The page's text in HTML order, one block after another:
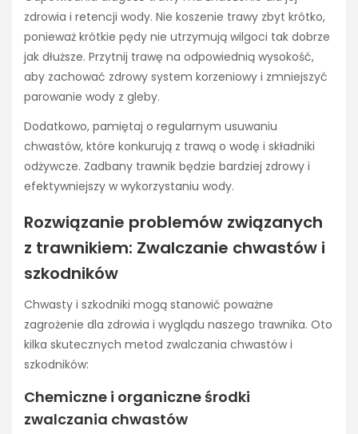
zdrowia i retencji wody. Nie koszenie trawy zbyt krótko,
ponieważ krótkie pędy nie utrzymują wilgoci tak dobrze
jak dłuższe. Przytnij trawę na odpowiednią wysokość,
aby zachować zdrowy system korzeniowy i zmniejszyć
parowanie wody z gleby.
Dodatkowo, pamiętaj o regularnym usuwaniu
chwastów, które konkurują z trawą o wodę i składniki
odżywcze. Zadbany trawnik będzie bardziej zdrowy i
efektywniejszy w wykorzystaniu wody.
Rozwiązanie problemów związanych
z trawnikiem: Zwalczanie chwastów i
szkodników
Chwasty i szkodniki mogą stanowić poważne
zagrożenie dla zdrowia i wyglądu naszego trawnika. Oto
kilka skutecznych metod zwalczania chwastów i
szkodników:
Chemiczne i organiczne środki
zwalczania chwastów